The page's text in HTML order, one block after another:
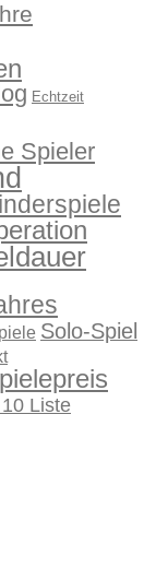
Echtzeit
Spieler
Solo-Spiel
Liste